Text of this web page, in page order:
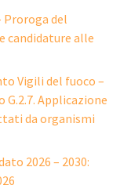
Proroga del
candidature alle
Vigili del fuoco –
G.2.7. Applicazione
da organismi
2026 – 2030: